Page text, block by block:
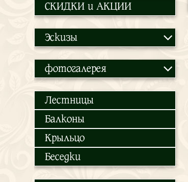
СКИДКИ и АКЦИИ
Эскизы
фотогалерея
Лестницы
Балконы
Крыльцо
Беседки